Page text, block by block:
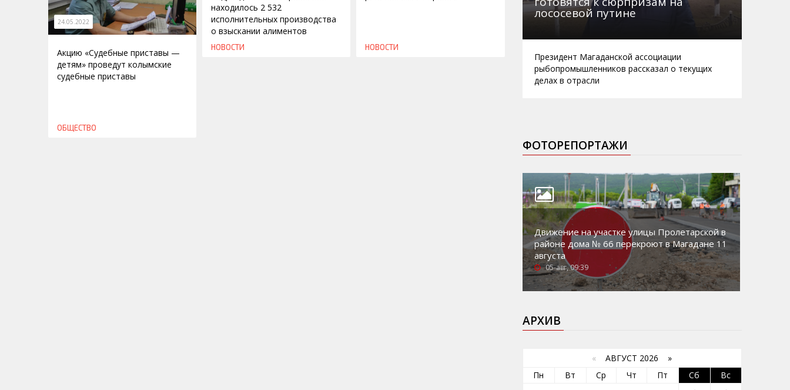
24.05.2022
Акцию «Судебные приставы —
детям» проведут колымские
судебные приставы
ОБЩЕСТВО
находилось 2 532
исполнительных производства
о взыскании алиментов
НОВОСТИ НОВОСТИ
лососевой путине
Президент Магаданской ассоциации
рыбопромышленников рассказал о текущих
делах в отрасли
ФОТОРЕПОРТАЖИ
Движение на участке улицы Пролетарской в
районе дома № 66 перекроют в Магадане 11
августа
05-авг, 09:39
АРХИВ
« АВГУСТ 2026 »
Пн
Вт Ср Чт Пт Сб
Вс